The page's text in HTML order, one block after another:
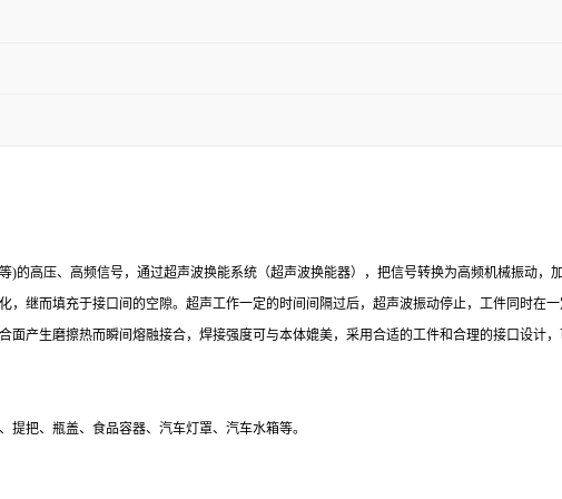
的高压、高频信号，通过超声波换能系统（超声波换能器），把信号转换为高频机械振动，
继而填充于接口间的空隙。超声工作一定的时间间隔过后，超声波振动停止，工件同时在
产生磨擦热而瞬间熔融接合，焊接强度可与本体媲美，采用合适的工件和合理的接口设计
把、瓶盖、食品容器、汽车灯罩、汽车水箱等。